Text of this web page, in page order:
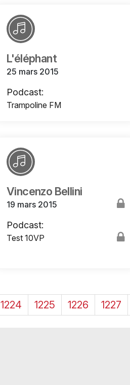
L'éléphant
25 mars 2015
Podcast:
Trampoline FM
Vincenzo Bellini
19 mars 2015
Podcast:
Test 10VP
1224 1225 1226 1227